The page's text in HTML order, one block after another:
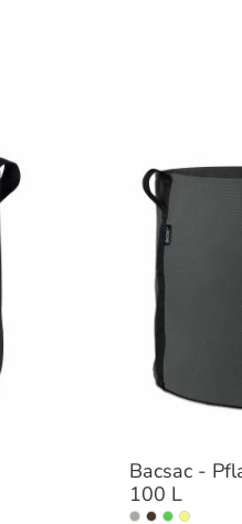
Bacsac -
100 L